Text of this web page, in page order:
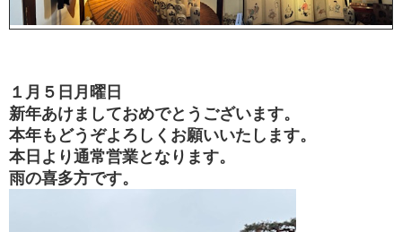
１月５日月曜日
新年あけましておめでとうございます。
本年もどうぞよろしくお願いいたします。
本日より通常営業となります。
雨の喜多方です。